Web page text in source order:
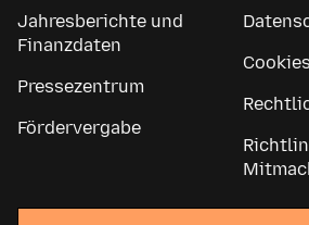
Jahresberichte und
Finanzdaten
Pressezentrum
Fördervergabe
Cookies